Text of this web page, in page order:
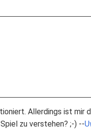
Allerdings ist mir
zu verstehen? ;-) --